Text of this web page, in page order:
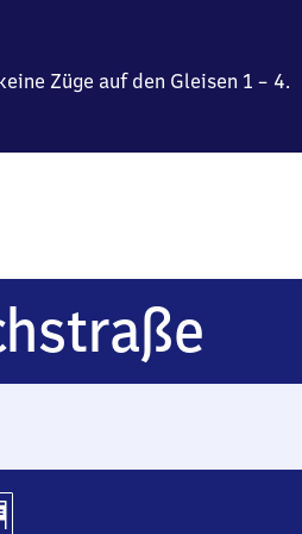
Züge auf den Gleisen 1 – 4.